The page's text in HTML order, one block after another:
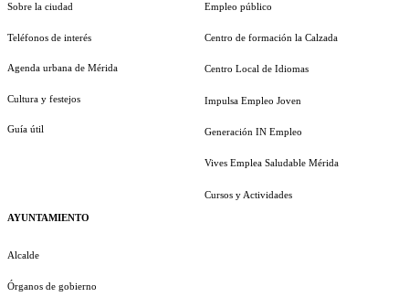
Sobre la ciudad
Teléfonos de interés
Agenda urbana de Mérida
Cultura y festejos
Guía útil
AYUNTAMIENTO
Alcalde
Órganos de gobierno
Empleo público
Centro de formación la Calzada
Centro Local de Idiomas
Impulsa Empleo Joven
Generación IN Empleo
Vives Emplea Saludable Mérida
Cursos y Actividades